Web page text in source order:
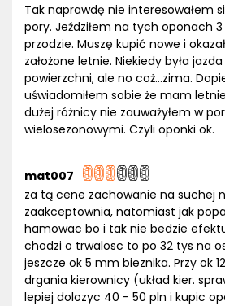
Tak naprawdę nie interesowałem
pory. Jeździłem na tych oponach 3
przodzie. Muszę kupić nowe i
założone letnie. Niekiedy była
powierzchni, ale no coż...zima.
uświadomiłem sobie że mam
dużej różnicy nie zauważyłem w
wielosezonowymi. Czyli oponki ok.
mat007
za tą cene zachowanie na suchej
zaakceptownia, natomiast jak
hamowac bo i tak nie bedzie
chodzi o trwalosc to po 32 tys na
jeszcze ok 5 mm bieznika. Przy ok
drgania kierownicy (układ kier.
lepiej dolozyc 40 - 50 pln i kupic